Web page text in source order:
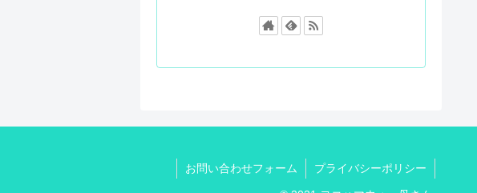
お問い合わせフォーム プライバシーポリシー